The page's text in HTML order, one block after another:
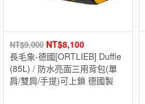
NT$9,000 NT$8,100
長毛象-德國[ORTLIEB] Duffle
(85L) / 防水亮面三用背包(單
肩/雙肩/手提)可上鎖 德國製